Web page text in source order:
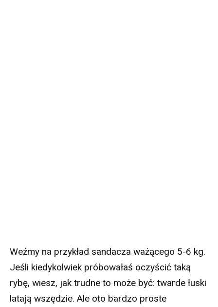
Weźmy na przykład sandacza ważącego 5-6 kg.
Jeśli kiedykolwiek próbowałaś oczyścić taką
rybę, wiesz, jak trudne to może być: twarde łuski
latają wszędzie. Ale oto bardzo proste